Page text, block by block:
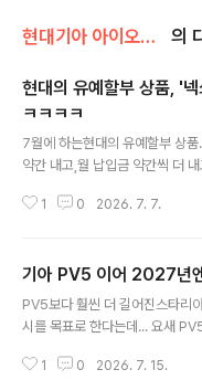
현대기아 아이오닉 등 국산 의
현대의 유예할부 상품, '
ㅋㅋㅋㅋ
7월에 하는현대의 유예할부 상
약간 내고,월 납입금 약간씩 더
기간이 종료되면 차를 반납하거
| 현대자동차 - 현대닷컴 | 대한민
ndai.com현대 승용 EV, 포터 일
게 이용하는 방법현대 EV 부담
쏘를스마트하게 이용하는 방법
1 0 2026. 7. 7.
기아 PV5 이어 2027년
PV5보다 훨씬 더 길어진스타리
시를 목표로 한다는데... 요새
나 뭐 이런 거는 완전 기대 이하지
1 0 2026. 7. 15.